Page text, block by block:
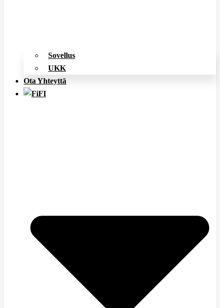
Sovellus
UKK
Ota Yhteyttä
FI